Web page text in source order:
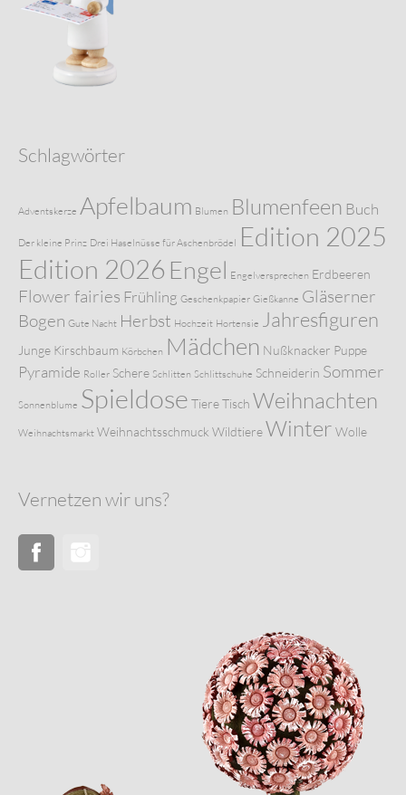
Schlagwörter
Adventskerze Apfelbaum Blumen Blumenfeen Buch
Der kleine Prinz Drei Haselnüsse für Aschenbrödel Edition 2025
Edition 2026 Engel Engelversprechen Erdbeeren
Flower fairies Frühling Geschenkpapier Gießkanne Gläserner
Bogen Gute Nacht Herbst Hochzeit Hortensie Jahresfiguren
Junge Kirschbaum Körbchen Mädchen Nußknacker Puppe
Pyramide Roller Schere Schlitten Schlittschuhe Schneiderin Sommer
Sonnenblume Spieldose TiereTisch Weihnachten
Weihnachtsmarkt Weihnachtsschmuck WildtiereWinter Wolle
Vernetzen wir uns?